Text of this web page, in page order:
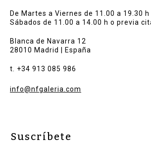
De Martes a Viernes de 11.00 a 19.30 h
Sábados de 11.00 a 14.00 h o previa
Blanca de Navarra 12
28010 Madrid | España
t. +34 913 085 986
info@nfgaleria.com
Suscríbete